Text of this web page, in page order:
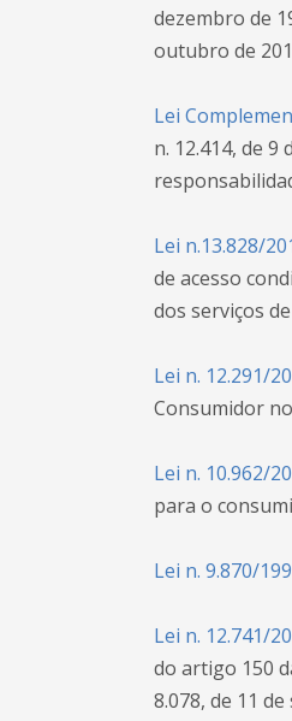
dezembro de
outubro de
Lei
n. 12.414, de
Lei n.13.828/
de acesso
dos serviços
Lei n. 12.291/
Consumidor
Lei n. 10.962/
para o
Lei n. 9.870/
Lei n. 12.741/
do artigo 150
8.078, de 11